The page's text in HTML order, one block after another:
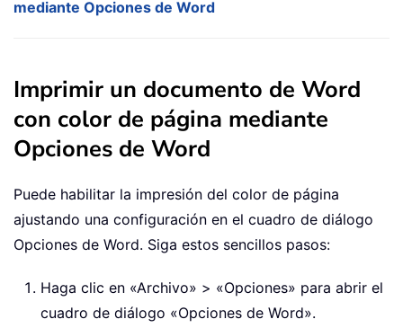
mediante Opciones de Word
Imprimir un documento de Word
con color de página mediante
Opciones de Word
Puede habilitar la impresión del color de página
ajustando una configuración en el cuadro de diálogo
Opciones de Word. Siga estos sencillos pasos:
Haga clic en «Archivo» > «Opciones» para abrir el
cuadro de diálogo «Opciones de Word».